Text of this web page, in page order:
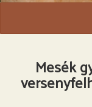
Mesék